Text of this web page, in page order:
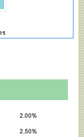
ร
2.00%
2.50%